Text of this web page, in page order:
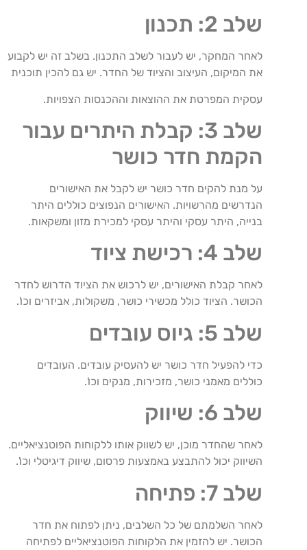
שלב 2: תכנון
לאחר המחקר, יש לעבור לשלב התכנון. בשלב זה יש לקבוע
את המיקום, העיצוב והציוד של החדר. יש גם להכין תוכנית
עסקית המפרטת את ההוצאות וההכנסות הצפויות.
שלב 3: קבלת היתרים עבור
הקמת חדר כושר
על מנת להקים חדר כושר יש לקבל את האישורים
הנדרשים מהרשויות. האישורים הנפוצים כוללים היתר
בנייה, היתר עסקי והיתר עסקי למכירת מזון ומשקאות.
שלב 4: רכישת ציוד
לאחר קבלת האישורים, יש לרכוש את הציוד הדרוש לחדר
הכושר. הציוד כולל מכשירי כושר, משקולות, אביזרים וכו'.
שלב 5: גיוס עובדים
כדי להפעיל חדר כושר יש להעסיק עובדים. העובדים
כוללים מאמני כושר, מזכירות, מנקים וכו'.
שלב 6: שיווק
לאחר שהחדר מוכן, יש לשווק אותו ללקוחות הפוטנציאליים.
השיווק יכול להתבצע באמצעות פרסום, שיווק דיגיטלי וכו'.
שלב 7: פתיחה
לאחר השלמתם של כל השלבים, ניתן לפתוח את חדר
הכושר. יש להזמין את הלקוחות הפוטנציאליים לפתיחה